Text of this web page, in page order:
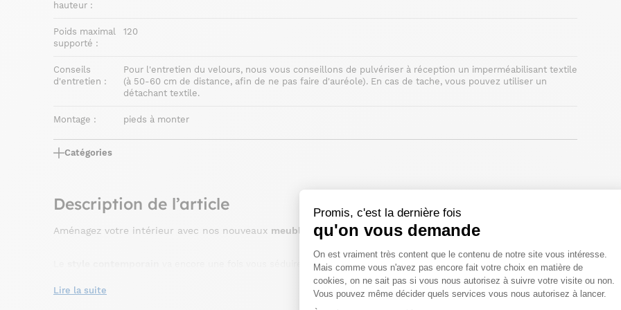
Promis, c'est la dernière fois
qu'on vous demande
Plateforme de Gestion du
On est vraiment très content que le contenu de notre site vous intéresse.
Mais comme vous n'avez pas encore fait votre choix en matière de
cookies, on ne sait pas si vous nous autorisez à suivre votre visite ou non.
Vous pouvez même décider quels services vous nous autorisez à lancer.
hauteur :
Poids maximal
supporté :
120
Conseils
d'entretien :
Pour l'entretien du velours, nous vous conseillons de pulvériser à réception un imperméabilisant textile
(à 50-60 cm de distance, afin de ne pas faire d'auréole). En cas de tache, vous pouvez utiliser un
détachant textile.
Montage : pieds à monter
Catégories
Description de l’article
Aménagez votre intérieur avec nos nouveaux meubles de salle à manger.
va encore une fois vous séduire avec lachaise de salle à manger en velours taupe de la
nouvelle collection JAVA. Proposant un toucher doux et agréable, cette belle chaise de table est vendue par lot de 2.
Elle repose sur 4 fins pieds obliques et est de couleur taupe. Rembourrée et affichant un piquage sur toute sa surface,
Lire la suite